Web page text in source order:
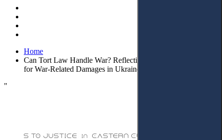
Home
Can Tort Law Handle War? Reflections on Private Litigation
for War-Related Damages in Ukraine
"